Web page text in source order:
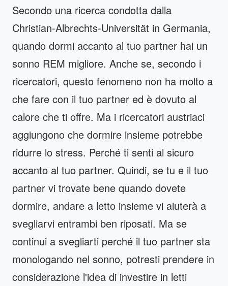
Secondo una ricerca condotta dalla
Christian-Albrechts-Universität in Germania,
quando dormi accanto al tuo partner hai un
sonno REM migliore. Anche se, secondo i
ricercatori, questo fenomeno non ha molto a
che fare con il tuo partner ed è dovuto al
calore che ti offre. Ma i ricercatori austriaci
aggiungono che dormire insieme potrebbe
ridurre lo stress. Perché ti senti al sicuro
accanto al tuo partner. Quindi, se tu e il tuo
partner vi trovate bene quando dovete
dormire, andare a letto insieme vi aiuterà a
svegliarvi entrambi ben riposati. Ma se
continui a svegliarti perché il tuo partner sta
monologando nel sonno, potresti prendere in
considerazione l'idea di investire in letti